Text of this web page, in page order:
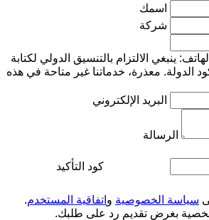
اسمك
شركة
ينبغي الالتزام بالتنسيق الدولي لكتابة
الدولة. معذرة، خدماتنا غير متاحة في هذه
البريد الإلكتروني
الرسالة
كود التأكيد
سياسة الخصوصية و اتفاقية المستخدم.
بغرض تقديم رد على طلبك.